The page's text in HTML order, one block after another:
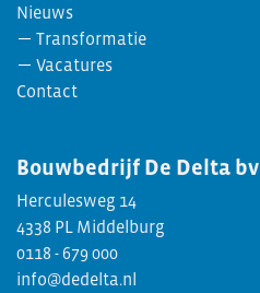
Nieuws
Transformatie
Vacatures
Contact
Bouwbedrijf De Delta bv
Herculesweg 14
4338 PL Middelburg
0118 - 679 000
info@dedelta.nl